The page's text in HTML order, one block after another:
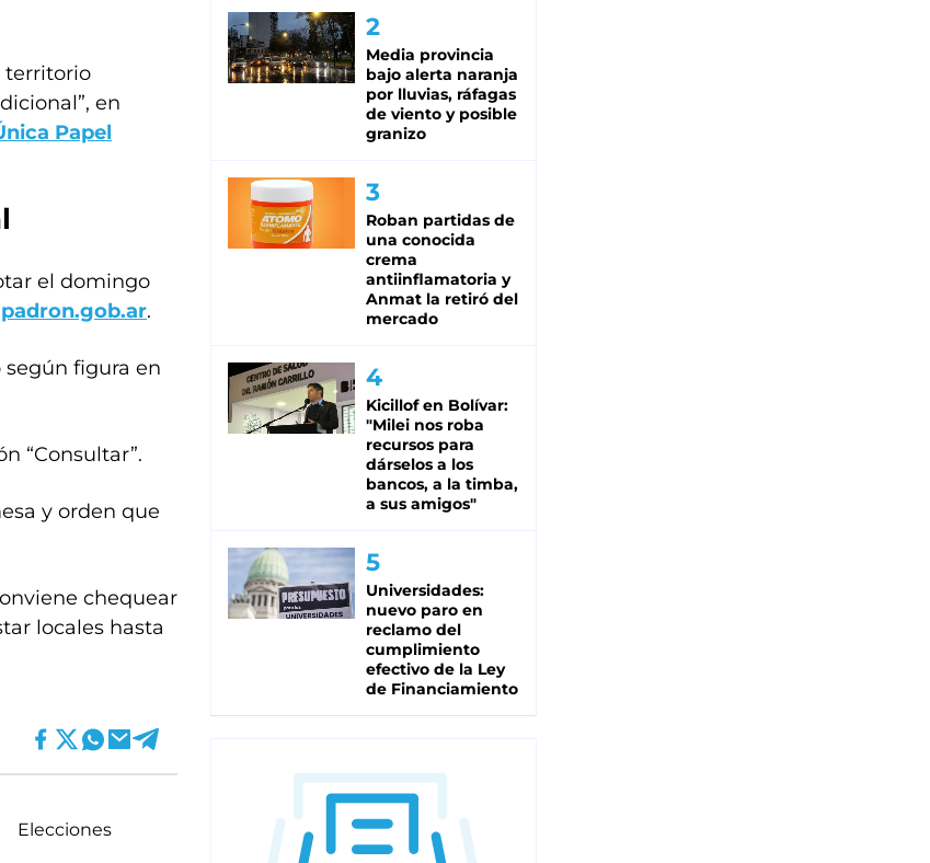
territorio
en
Papel
el domingo
.
según figura en
“Consultar”.
y orden que
chequear
locales hasta
Elecciones
Media provincia
bajo alerta naranja
por lluvias, ráfagas
de viento y posible
granizo
Roban partidas de
una conocida
crema
antiinflamatoria y
Anmat la retiró del
mercado
Kicillof en Bolívar:
"Milei nos roba
recursos para
dárselos a los
bancos, a la timba,
a sus amigos"
Universidades:
nuevo paro en
reclamo del
cumplimiento
efectivo de la Ley
de Financiamiento